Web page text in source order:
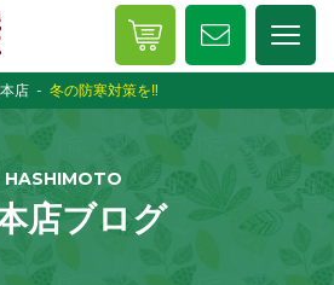
店 冬の防寒対策を‼️
HASHIMOTO
店ブログ